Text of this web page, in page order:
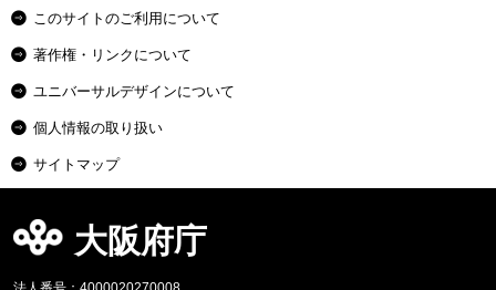
このサイトのご利用について
著作権・リンクについて
ユニバーサルデザインについて
個人情報の取り扱い
サイトマップ
大阪府庁